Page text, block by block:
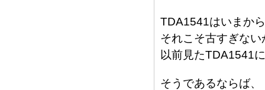
TDA1541はいまか
それこそ古すぎな
以前見たTDA1541
そうであるならば、